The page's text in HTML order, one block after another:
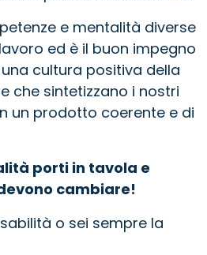
e mentalità diverse
ed è il buon impegno
cultura positiva della
che sintetizzano i nostri
un prodotto coerente e di
porti in tavola e
cambiare!
o sei sempre la